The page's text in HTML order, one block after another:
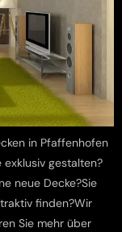
in Pfaffenhofen
exklusiv gestalten?
neue Decke?Sie
finden?Wir
Sie mehr über